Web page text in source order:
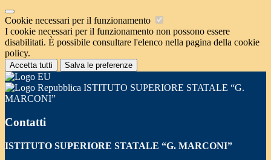
Cookie necessari per il funzionamento
I cookie necessari per il funzionamento non possono essere
disabilitati. È possibile consultare l'elenco nella pagina della cookie
policy.
Accetta tutti Salva le preferenze
ISTITUTO SUPERIORE STATALE “G.
MARCONI”
Contatti
ISTITUTO SUPERIORE STATALE “G. MARCONI”